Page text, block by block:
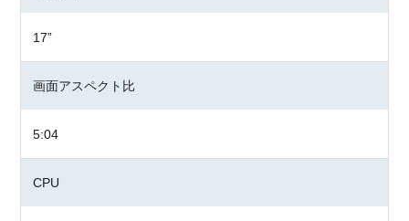
17”
画面アスペクト比
5:04
CPU